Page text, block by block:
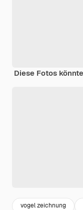
Diese Fotos
vogel zeichnung